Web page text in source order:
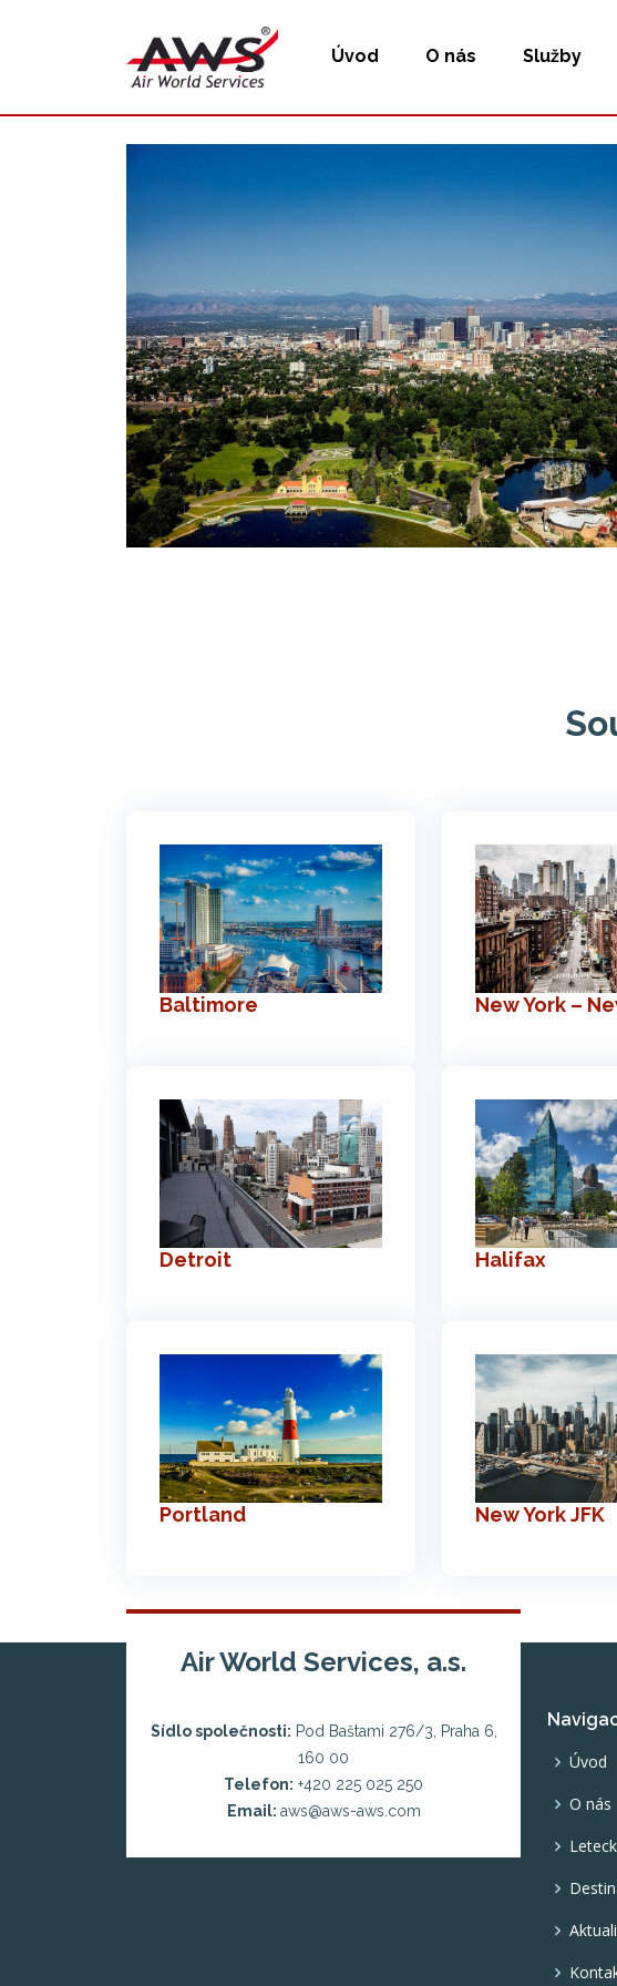
Úvod O nás Služby
Baltimore New York –
Detroit Halifax
Portland New York JFK
Air World Services, a.s.
Sídlo společnosti: Pod Baštami 276/3, Praha 6,
160 00
Telefon: +420 225 025 250
Email: aws@aws-aws.com
Úvod
O nás